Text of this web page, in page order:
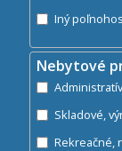
Nebytové
Skladové,
Rekreačné,